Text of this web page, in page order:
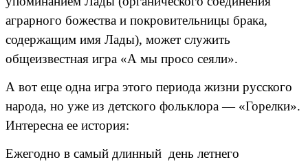
аграрного божества и покровительницы брака,
содержащим имя Лады), может служить
общеизвестная игра «А мы просо сеяли».
А вот еще одна игра этого периода жизни русского
народа, но уже из детского фольклора — «Горелки».
Интересна ее история:
Ежегодно в самый длинный день летнего